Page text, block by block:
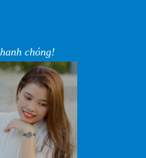
chóng!